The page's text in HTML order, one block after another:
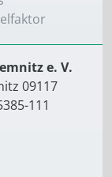
e. V.
09117
111